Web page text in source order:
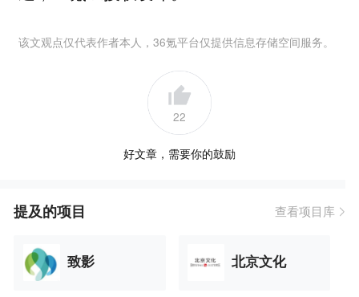
该文观点仅代表作者本人，36氪平台仅提供信息存储空间服务。
22
好文章，需要你的鼓励
提及的项目 查看项目库
致影 北京文化